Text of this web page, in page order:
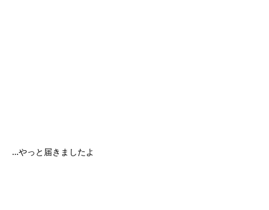
…やっと届きましたよ